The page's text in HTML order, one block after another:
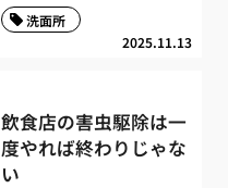
2025.11.13
洗面所
飲食店の害虫駆除は一
度やれば終わりじゃな
い